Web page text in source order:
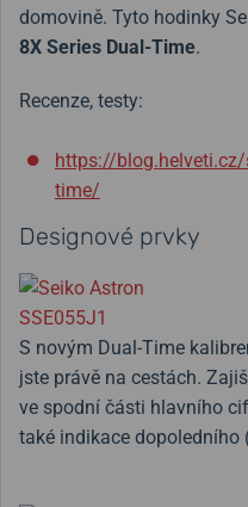
domovině. Tyto hodinky
8X Series Dual-Time.
Recenze, testy:
https://blog.helveti.cz/
time/
Designové prvky
S novým Dual-Time
jste právě na cestách.
ve spodní části hlavního
také indikace